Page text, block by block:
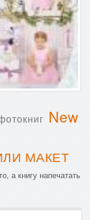
New
МАКЕТ
а книгу напечатать